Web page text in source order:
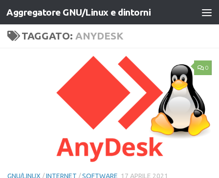
Salta al contenuto
Aggregatore GNU/Linux e dintorni
TAGGATO: ANYDESK
0
GNU/LINUX /INTERNET /SOFTWARE 17 APRILE 2021